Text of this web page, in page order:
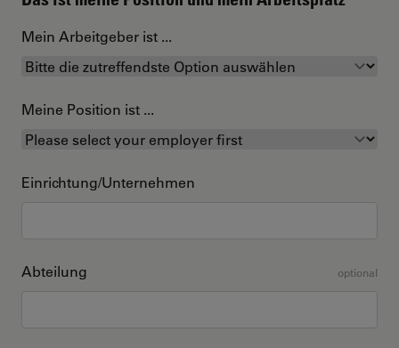
Mein Arbeitgeber ist ...
Meine Position ist ...
Einrichtung/Unternehmen
Abteilung optional